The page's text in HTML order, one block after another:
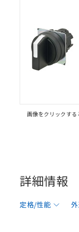
画像をクリックす
詳細情報
定格/性能